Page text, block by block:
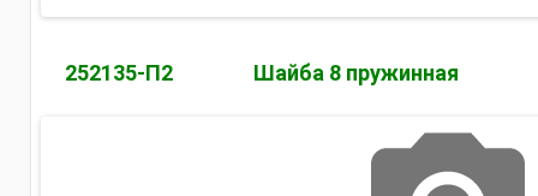
252135-П2 Шайба 8 пружинная